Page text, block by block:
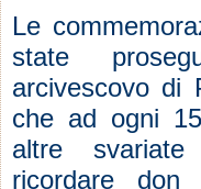
Le
state
arcivescovo di
che ad ogni
altre
ricordare